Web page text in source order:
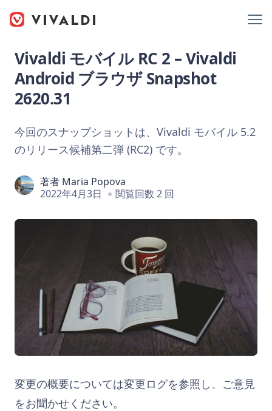
Vivaldi モバイル RC 2 – Vivaldi
Android ブラウザ Snapshot
2620.31
今回のスナップショットは、Vivaldi モバイル 5.2
のリリース候補第二弾 (RC2) です。
著者 Maria Popova
2022年4月3日
閲覧回数 2 回
変更の概要については変更ログを参照し、ご意見
をお聞かせください。